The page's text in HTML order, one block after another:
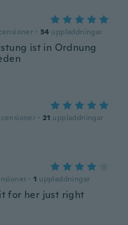
· 34 uppladdningar
ist in Ordnung
· 21 uppladdningar
· 1 uppladdningar
for her just right